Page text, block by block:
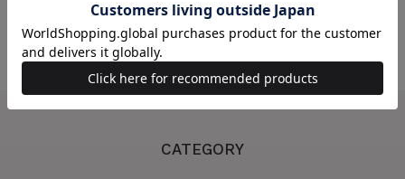
うになります。
CATEGORY